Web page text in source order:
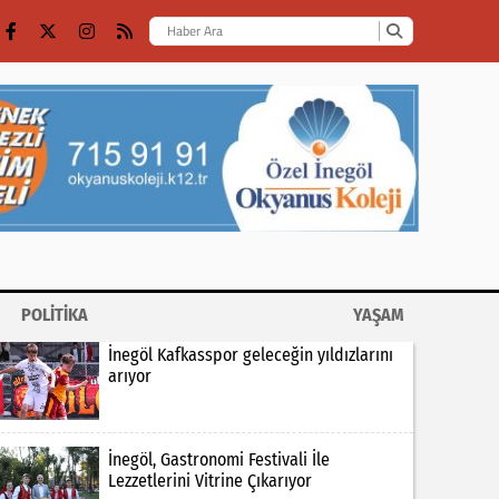
POLİTİKA
YAŞAM
İnegöl Kafkasspor geleceğin yıldızlarını
arıyor
İnegöl, Gastronomi Festivali İle
Lezzetlerini Vitrine Çıkarıyor